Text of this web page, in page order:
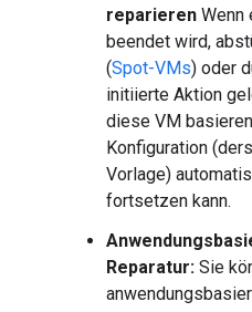
reparieren Wenn
beendet wird,
(Spot-VMs) oder
initiierte Aktion
diese VM
Konfiguration
Vorlage)
fortsetzen kann.
Reparatur: Sie